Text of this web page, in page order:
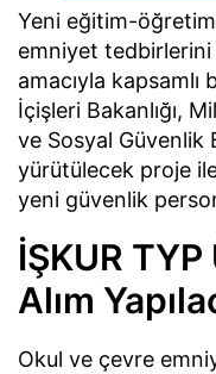
Yeni eğitim-öğretim
emniyet tedbirlerini
amacıyla kapsamlı
İçişleri Bakanlığı,
ve Sosyal Güvenlik
yürütülecek proje
yeni güvenlik
İŞKUR
Alım
Okul ve çevre